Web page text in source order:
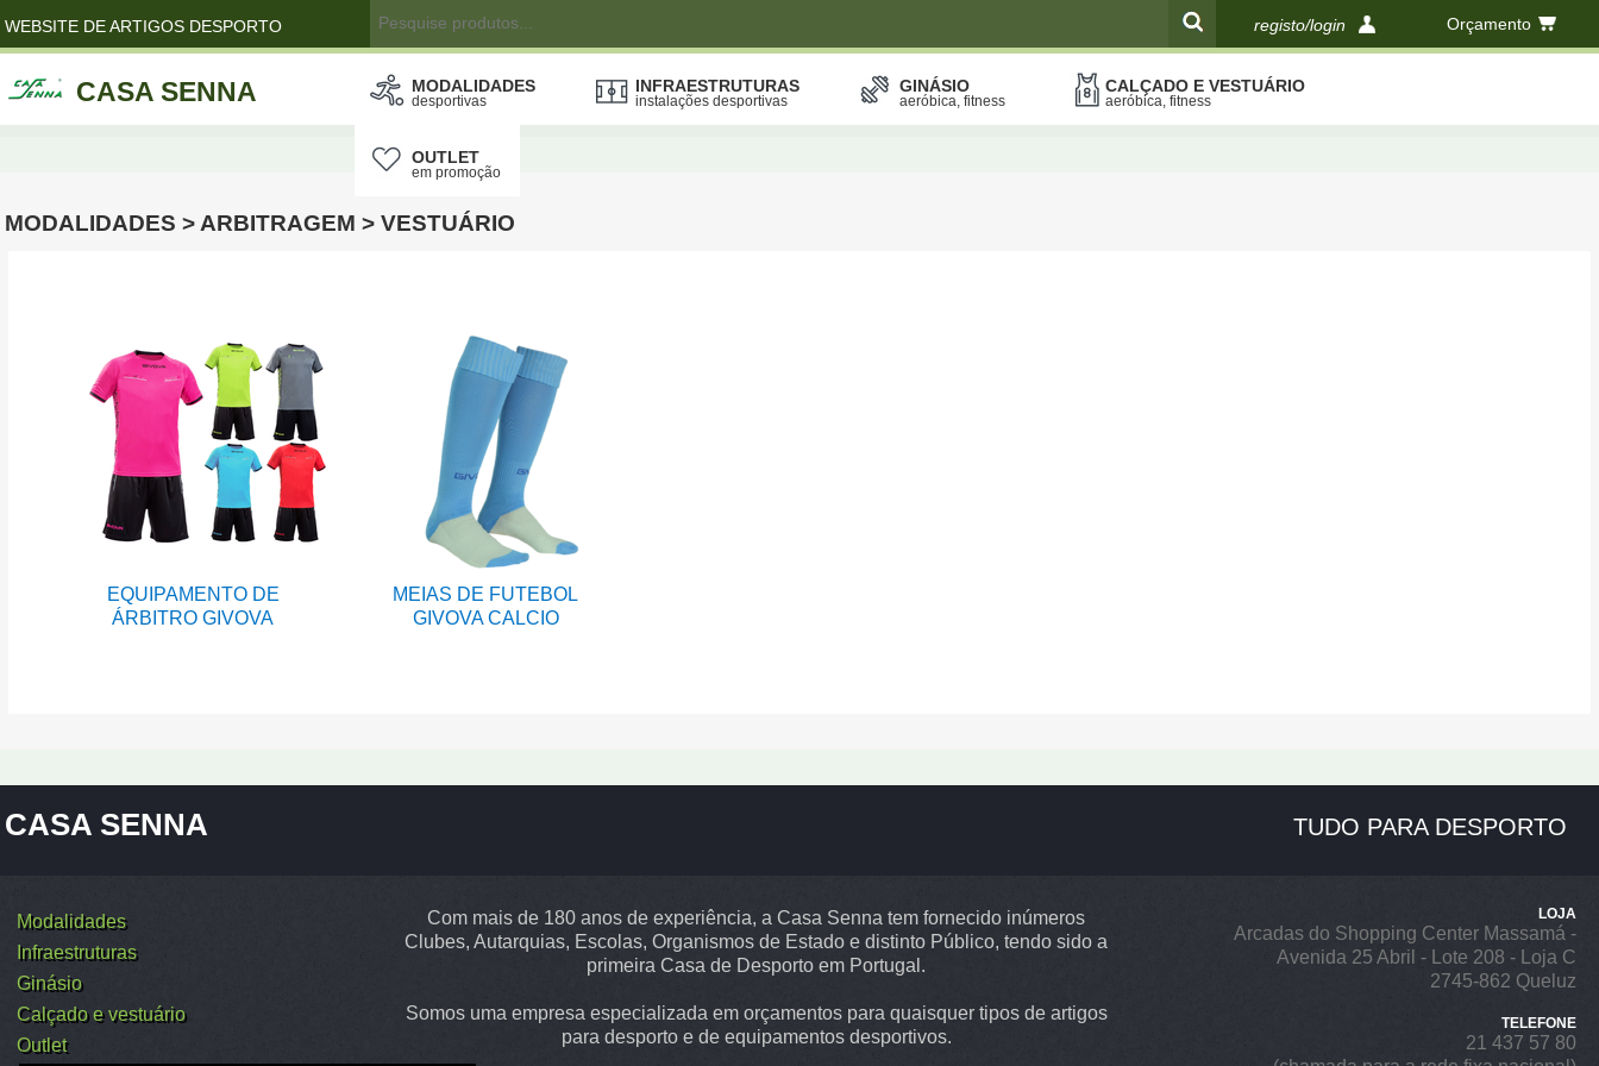
WEBSITE DE ARTIGOS DESPORTO registo/login Orçamento
CASA SENNA MODALIDADES
desportivas
INFRAESTRUTURAS
instalações desportivas
GINÁSIO
aeróbica, fitness
CALÇADO E VESTUÁRIO
aeróbica, fitness
OUTLET
em promoção
MODALIDADES > ARBITRAGEM > VESTUÁRIO
EQUIPAMENTO DE
ÁRBITRO GIVOVA
MEIAS DE FUTEBOL
GIVOVA CALCIO
CASA SENNA TUDO PARA DESPORTO
Modalidades
Infraestruturas
Ginásio
Calçado e vestuário
Outlet
Com mais de 180 anos de experiência, a Casa Senna tem fornecido inúmeros
Clubes, Autarquias, Escolas, Organismos de Estado e distinto Público, tendo sido a
primeira Casa de Desporto em Portugal.
Somos uma empresa especializada em orçamentos para quaisquer tipos de artigos
para desporto e de equipamentos desportivos.
LOJA
Arcadas do Shopping Center Massamá -
Avenida 25 Abril - Lote 208 - Loja C
2745-862 Queluz
TELEFONE
21 437 57 80